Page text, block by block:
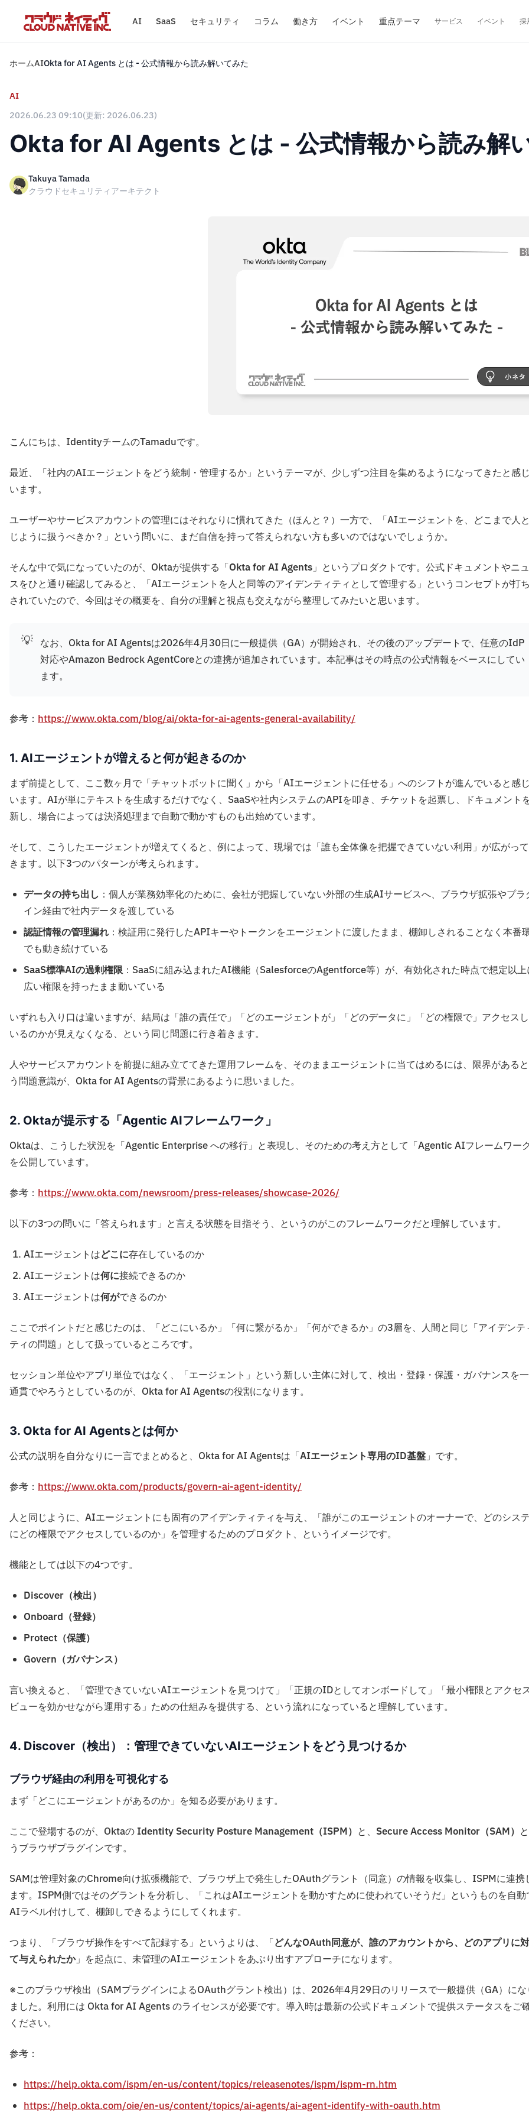
AI SaaS セキュリティ コラム 働き方 イベント 重点テーマ サービス イベント 採
ホームAIOkta for AI Agents とは - 公式情報から読み解いてみた
AI
2026.06.23 09:10(更新: 2026.06.23)
Okta for AI Agents とは - 公式情報から読み解
Takuya Tamada
クラウドセキュリティアーキテクト
こんにちは、IdentityチームのTamaduです。
最近、「社内のAIエージェントをどう統制・管理するか」というテーマが、少しずつ注目を集めるようになってきたと感
います。
ユーザーやサービスアカウントの管理にはそれなりに慣れてきた（ほんと？）一方で、「AIエージェントを、どこまで人
じように扱うべきか？」という問いに、まだ自信を持って答えられない方も多いのではないでしょうか。
そんな中で気になっていたのが、Oktaが提供する「Okta for AI Agents」というプロダクトです。公式ドキュメントやニ
スをひと通り確認してみると、「AIエージェントを人と同等のアイデンティティとして管理する」というコンセプトが打
されていたので、今回はその概要を、自分の理解と視点も交えながら整理してみたいと思います。
💡 なお、Okta for AI Agentsは2026年4月30日に一般提供（GA）が開始され、その後のアップデートで、任意のIdP
対応やAmazon Bedrock AgentCoreとの連携が追加されています。本記事はその時点の公式情報をベースにしてい
ます。
参考： https://www.okta.com/blog/ai/okta-for-ai-agents-general-availability/
1. AIエージェントが増えると何が起きるのか
まず前提として、ここ数ヶ月で「チャットボットに聞く」から「AIエージェントに任せる」へのシフトが進んでいると感
います。AIが単にテキストを生成するだけでなく、SaaSや社内システムのAPIを叩き、チケットを起票し、ドキュメント
新し、場合によっては決済処理まで自動で動かすものも出始めています。
そして、こうしたエージェントが増えてくると、例によって、現場では「誰も全体像を把握できていない利用」が広がっ
きます。以下3つのパターンが考えられます。
データの持ち出し ：個人が業務効率化のために、会社が把握していない外部の生成AIサービスへ、ブラウザ拡張やプラ
イン経由で社内データを渡している
認証情報の管理漏れ ：検証用に発行したAPIキーやトークンをエージェントに渡したまま、棚卸しされることなく本番
でも動き続けている
SaaS標準AIの過剰権限：SaaSに組み込まれたAI機能（SalesforceのAgentforce等）が、有効化された時点で想定以上
広い権限を持ったまま動いている
いずれも入り口は違いますが、結局は「誰の責任で」「どのエージェントが」「どのデータに」「どの権限で」アクセス
いるのかが見えなくなる、という同じ問題に行き着きます。
人やサービスアカウントを前提に組み立ててきた運用フレームを、そのままエージェントに当てはめるには、限界がある
う問題意識が、Okta for AI Agentsの背景にあるように思いました。
2. Oktaが提示する「Agentic AIフレームワーク」
Oktaは、こうした状況を「Agentic Enterprise への移行」と表現し、そのための考え方として「Agentic AIフレームワー
を公開しています。
参考： https://www.okta.com/newsroom/press-releases/showcase-2026/
以下の3つの問いに「答えられます」と言える状態を目指そう、というのがこのフレームワークだと理解しています。
AIエージェントはどこに存在しているのか
AIエージェントは何に接続できるのか
AIエージェントは何ができるのか
ここでポイントだと感じたのは、「どこにいるか」「何に繋がるか」「何ができるか」の3層を、人間と同じ「アイデンテ
ティの問題」として扱っているところです。
セッション単位やアプリ単位ではなく、「エージェント」という新しい主体に対して、検出・登録・保護・ガバナンスを
通貫でやろうとしているのが、Okta for AI Agentsの役割になります。
3. Okta for AI Agentsとは何か
公式の説明を自分なりに一言でまとめると、Okta for AI Agentsは「AIエージェント専用のID基盤」です。
参考： https://www.okta.com/products/govern-ai-agent-identity/
人と同じように、AIエージェントにも固有のアイデンティティを与え、「誰がこのエージェントのオーナーで、どのシス
にどの権限でアクセスしているのか」を管理するためのプロダクト、というイメージです。
機能としては以下の4つです。
Discover（検出）
Onboard（登録）
Protect（保護）
Govern（ガバナンス）
言い換えると、「管理できていないAIエージェントを見つけて」「正規のIDとしてオンボードして」「最小権限とアクセ
ビューを効かせながら運用する」ための仕組みを提供する、という流れになっていると理解しています。
4. Discover （検出） ：管理できていないAIエージェントをどう見つけるか
ブラウザ経由の利用を可視化する
まず「どこにエージェントがあるのか」を知る必要があります。
ここで登場するのが、Oktaの Identity Security Posture Management（ISPM） と、 Secure Access Monitor（SAM）
うブラウザプラグインです。
SAMは管理対象のChrome向け拡張機能で、ブラウザ上で発生したOAuthグラント（同意）の情報を収集し、ISPMに連携
ます。ISPM側ではそのグラントを分析し、「これはAIエージェントを動かすために使われていそうだ」というものを自動
AIラベル付けして、棚卸しできるようにしてくれます。
つまり、「ブラウザ操作をすべて記録する」というよりは、「どんなOAuth同意が、誰のアカウントから、どのアプリに
て与えられたか」を起点に、未管理のAIエージェントをあぶり出すアプローチになります。
※このブラウザ検出（SAMプラグインによるOAuthグラント検出）は、2026年4月29日のリリースで一般提供（GA）にな
ました。利用には Okta for AI Agents のライセンスが必要です。導入時は最新の公式ドキュメントで提供ステータスをご
ください。
参考：
https://help.okta.com/ispm/en-us/content/topics/releasenotes/ispm/ispm-rn.htm
https://help.okta.com/oie/en-us/content/topics/ai-agents/ai-agent-identify-with-oauth.htm